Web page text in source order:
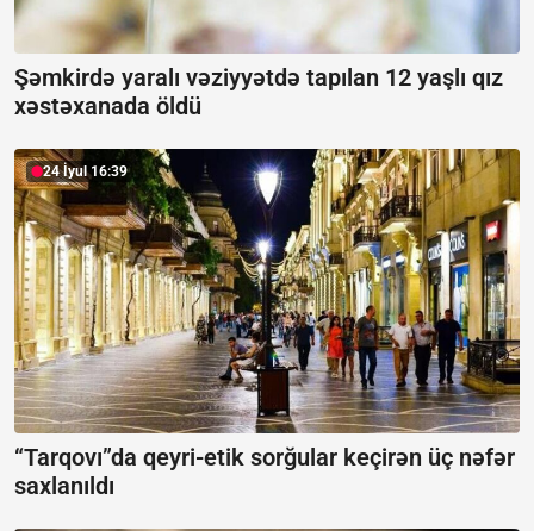
Şəmkirdə yaralı vəziyyətdə tapılan 12 yaşlı qız
xəstəxanada öldü
24 İyul 16:39
“Tarqovı”da qeyri-etik sorğular keçirən üç nəfər
saxlanıldı